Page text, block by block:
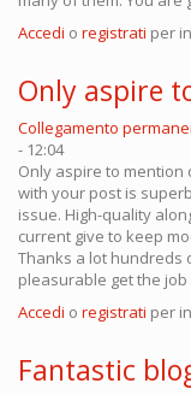
Accedi o registrati per
Only aspire
Collegamento
- 12:04
Only aspire to mention
with your post is
issue. High-quality
current give to keep
Thanks a lot hundreds
pleasurable get the job
Accedi o registrati per
Fantastic